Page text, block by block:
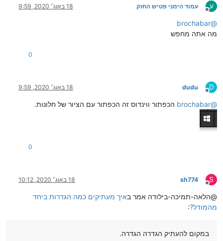
ע
מנותק
עמוד הימני פטיש החזק 18 באוג׳ 2020, 9:59
@
brochabar
מה אתה מחפש
0
D
מנותק
dudu 18 באוג׳ 2020, 9:59
@
brochabar הכפתור ווינדוס זה הכפתור עם הציור של חלונות.
0
S
מנותק
sh774 18 באוג׳ 2020, 10:12
@הלאה-תמיכה-בילודה אמר באיך מעתיקים כמה הגדרות ביחד
מהמודל?:
במקום להעתיק הגדרה הגדרה.